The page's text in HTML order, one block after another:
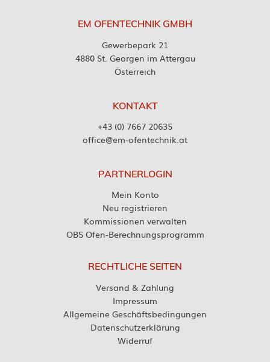
EM OFENTECHNIK GMBH
Gewerbepark 21
4880 St. Georgen im Attergau
Österreich
KONTAKT
+43 (0) 7667 20635
office@em-ofentechnik.at
PARTNERLOGIN
Mein Konto
Neu registrieren
Kommissionen verwalten
OBS Ofen-Berechnungsprogramm
RECHTLICHE SEITEN
Versand & Zahlung
Impressum
Allgemeine Geschäftsbedingungen
Datenschutzerklärung
Widerruf